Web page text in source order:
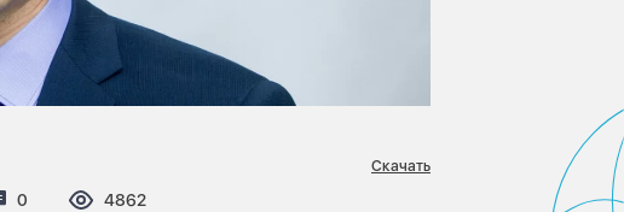
Комментариев:
0 Просмотров:
4862
Скачать